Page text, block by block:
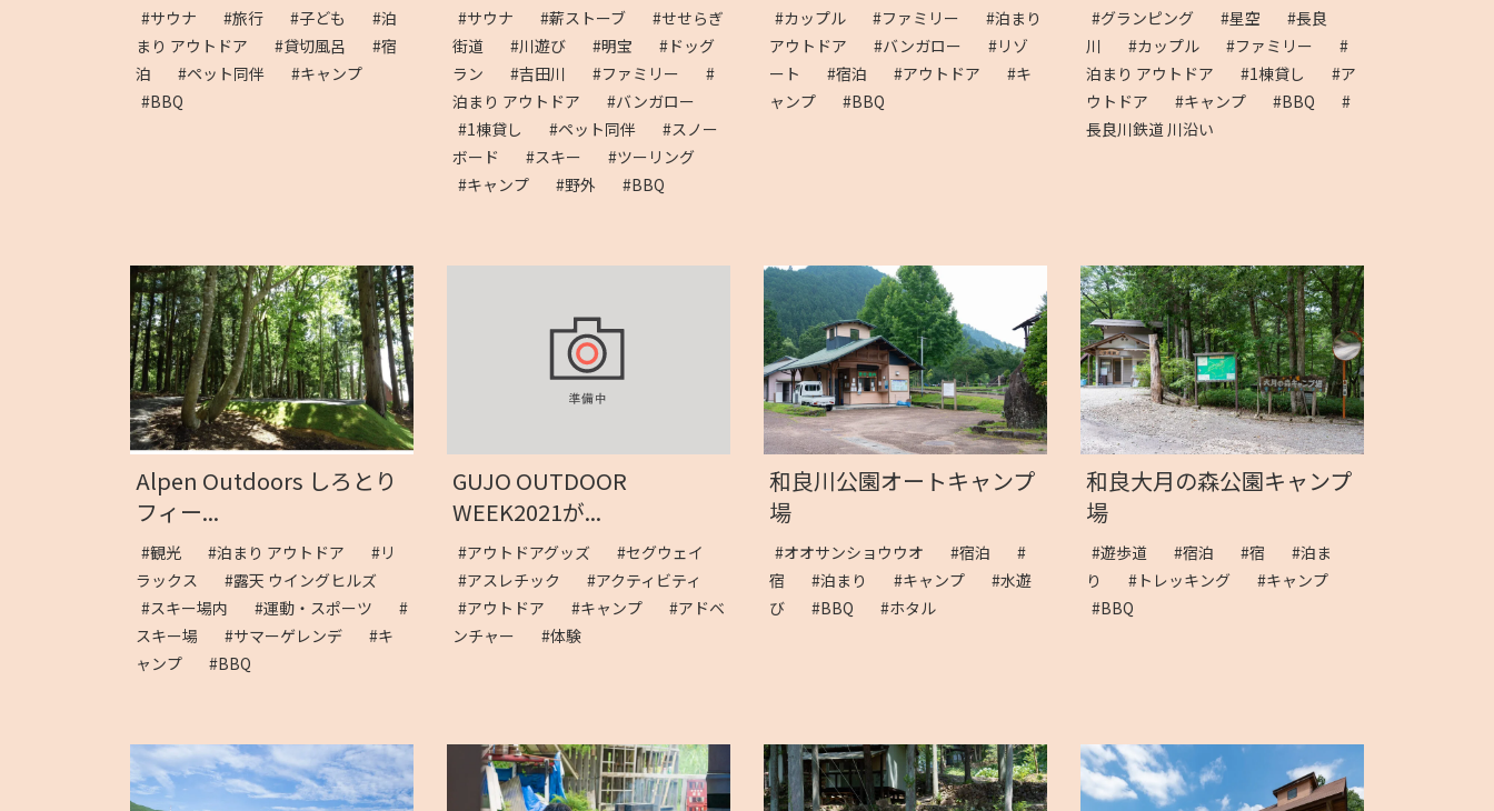
#サウナ #旅行 #子ども
#泊
まり アウトドア
#貸切風呂
#宿
泊
#ペット同伴
#キャンプ
#BBQ
#サウナ #薪ストーブ
#せせらぎ
街道
#川遊び #明宝
#ドッグ
ラン
#吉田川 #ファミリー
#
泊まり アウトドア
#バンガロー
#1棟貸し
#ペット同伴
#スノー
ボード
#スキー
#ツーリング
#キャンプ
#野外 #BBQ
#カップル #ファミリー
#泊まり
アウトドア
#バンガロー
#リゾ
ート
#宿泊 #アウトドア
#キ
ャンプ
#BBQ
#グランピング #星空
#長良
川
#カップル #ファミリー
#
泊まり アウトドア
#1棟貸し
#ア
ウトドア
#キャンプ #BBQ
#
長良川鉄道 川沿い
Alpen Outdoors しろとり
フィー...
#観光 #泊まり アウトドア
#リ
ラックス
#露天 ウイングヒルズ
#スキー場内
#運動・スポーツ
#
スキー場
#サマーゲレンデ
#キ
ャンプ
#BBQ
GUJO OUTDOOR
WEEK2021が...
#アウトドアグッズ
#セグウェイ
#アスレチック
#アクティビティ
#アウトドア
#キャンプ
#アドベ
ンチャー
#体験
和良川公園オートキャンプ
場
#オオサンショウウオ #宿泊
#
宿
#泊まり #キャンプ
#水遊
び
#BBQ #ホタル
和良大月の森公園キャンプ
場
#遊歩道 #宿泊 #宿
#泊ま
り
#トレッキング
#キャンプ
#BBQ